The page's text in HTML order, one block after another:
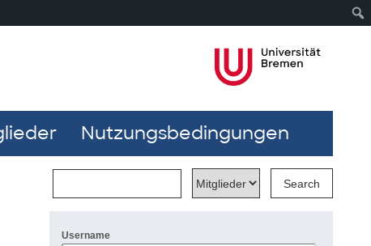
Nutzungsbedingungen
Username